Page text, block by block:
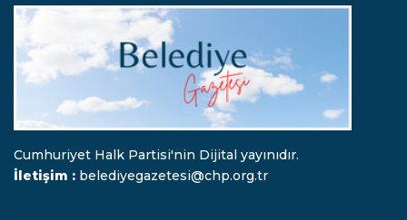
Cumhuriyet Halk Partisi'nin Dijital yayınıdır.
İletişim : belediyegazetesi@chp.org.tr